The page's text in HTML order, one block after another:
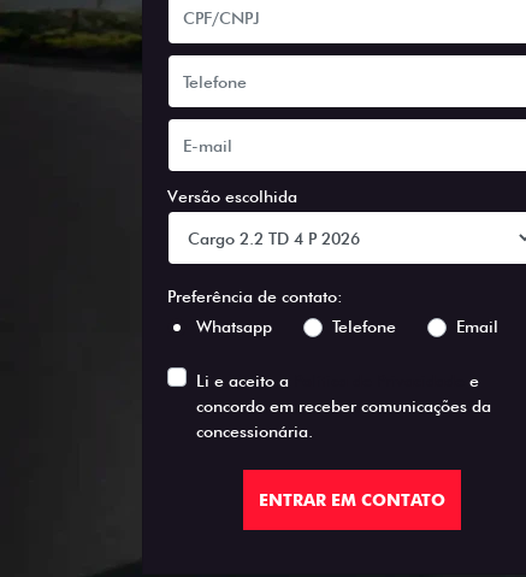
Versão escolhida
Preferência de contato:
Whatsapp
Telefone Email
Li e aceito a
e
concordo em receber comunicações da
concessionária.
ENTRAR EM CONTATO